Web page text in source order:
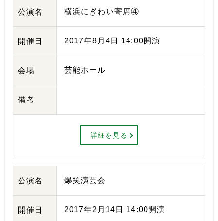
公演名 横浜にぎわい寄席④
開催日 2017年8月4日 14:00開演
会場 芸能ホール
備考
詳細を見る
公演名 爆笑演芸会
開催日 2017年2月14日 14:00開演